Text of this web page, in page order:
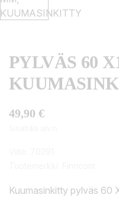
PYLVÄS 60
49,90 €
Kuumasinkitty pylväs 60